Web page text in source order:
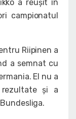
a reușit în
campionatul
Riipinen a
a semnat cu
El nu a
și a